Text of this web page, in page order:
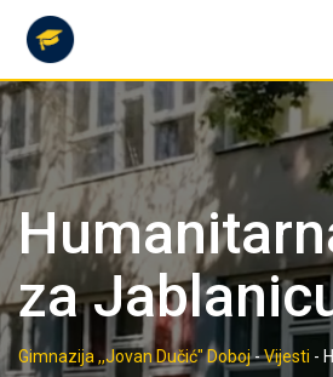
content
za
Gimnazija ,,Jovan Dučić" Doboj-Vijesti -